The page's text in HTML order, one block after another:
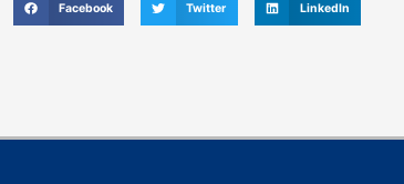
Facebook Twitter LinkedIn